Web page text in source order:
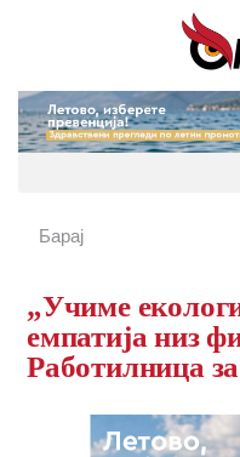
„Учиме
емпатија низ
Работилница